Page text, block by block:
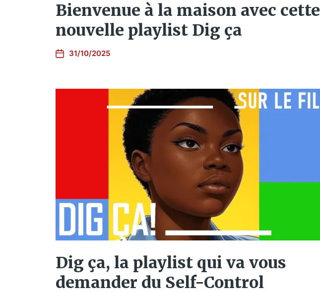
Bienvenue à la maison avec cette
nouvelle playlist Dig ça
31/10/2025
Dig ça, la playlist qui va vous
demander du Self-Control